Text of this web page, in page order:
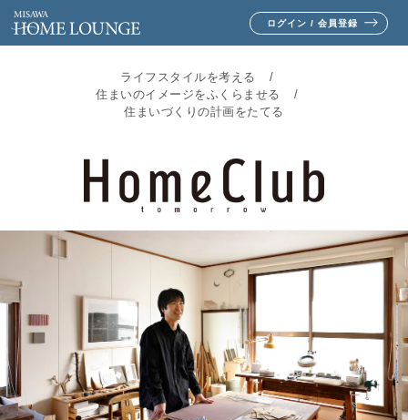
ログイン / 会員登録
ライフスタイルを考える
住まいのイメージをふくらませる
住まいづくりの計画をたてる